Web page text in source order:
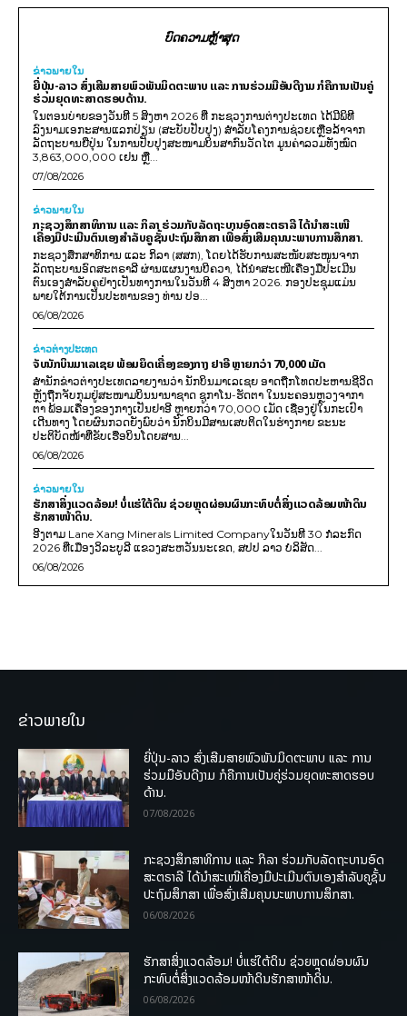
ບົດຄວາມຫຼ້າສຸດ
ຂ່າວພາຍ​ໃນ
ຍີ່ປຸ່ນ-ລາວ ສົ່ງເສີມສາຍພົວພັນມິດຕະພາບ ແລະ ການຮ່ວມມືອັນດີງາມ ກໍຄືການເປັນຄູ່
ຮ່ວມຍຸດທະສາດຮອບດ້ານ.
ໃນຕອນບ່າຍຂອງວັນທີ 5 ສິງຫາ 2026 ທີ່ ກະຊວງການຕ່າງປະເທດ ໄດ້ມີພິທີ
ລົງນາມເອກະສານແລກປ່ຽນ (ສະບັບປັບປຸງ) ສໍາລັບໂຄງການຊ່ວຍເຫຼືອລ້າຈາກ
ລັດຖະບານຍີ່ປຸ່ນ ໃນການປັບປຸງສະໜາມບິນສາກົນວັດໄຕ ມູນຄ່າລວມທັງໝົດ
3,863,000,000 ເຢນ ຫຼື...
07/08/2026
ຂ່າວພາຍ​ໃນ
ກະຊວງສຶກສາທິການ ແລະ ກິລາ ຮ່ວມກັບລັດຖະບານອົດສະຕຣາລີ ໄດ້ນຳສະເໜີ
ເຄື່ອງມືປະເມີນຕົນເອງສຳລັບຄູຊັ້ນປະຖົມສຶກສາ ເພື່ອສົ່ງເສີມຄຸນນະພາບການສຶກສາ.
ກະຊວງສຶກສາທິການ ແລະ ກິລາ (ສສກ), ໂດຍໄດ້ຮັບການສະໜັບສະໜູນຈາກ
ລັດຖະບານອົດສະຕຣາລີ ຜ່ານແຜນງານບີຄວາ, ໄດ້ນຳສະເໜີເຄື່ອງມືປະເມີນ
ຕົນເອງສຳລັບຄູຢ່າງເປັນທາງການໃນວັນທີ 4 ສິງຫາ 2026. ກອງປະຊຸມແມ່ນ
ພາຍໃຕ້ການເປັນປະທານຂອງ ທ່ານ ປອ...
06/08/2026
ຂ່າວຕ່າງປະເທດ
ຈັບນັກບິນມາເລເຊຍ ພ້ອມຍຶດເຄື່ອງຂອງກາງ ຢາອີ ຫຼາຍກວ່າ 70,000 ເມັດ
ສຳນັກຂ່າວຕ່າງປະເທດລາຍງານວ່າ ນັກບິນມາເລເຊຍ ອາດຖືກໂທດປະຫານຊີວິດ
ຫຼັງຖືກຈັບກຸມຢູ່ສະໜາມບິນນານາຊາດ ຊູກາໂນ-ຮັດຕາ ໃນນະຄອນຫຼວງຈາກາ
ຕາ ພ້ອມເຄື່ອງຂອງກາງເປັນຢາອີ ຫຼາຍກວ່າ 70,000 ເມັດ ເຊື່ອງຢູ່ໃນກະເປົາ
ເດີນທາງ ໂດຍຜົນກວດຍັງພົບວ່າ ນັກບິນມີສານເສບຕິດໃນຮ່າງກາຍ ຂະນະ
ປະຕິບັດໜ້າທີ່ຂັບເຮືອບິນໂດຍສານ...
06/08/2026
ຂ່າວພາຍ​ໃນ
ຮັກສາສິ່ງແວດລ້ອມ! ບໍ່ແຮ່ໃຕ້ດິນ ຊ່ວຍຫຼຸດຜ່ອນຜົນກະທົບຕໍ່ສິ່ງແວດລ້ອມໜ້າດິນ
ຮັກສາໜ້າດິນ.
ອີງຕາມ Lane Xang Minerals Limited Companyໃນວັນທີ 30 ກໍລະກົດ
2026 ທີ່ເມືອງວິລະບູລີ ແຂວງສະຫວັນນະເຂດ, ສປປ ລາວ ບໍລິສັດ...
06/08/2026
ຂ່າວພາຍໃນ
ຍີ່ປຸ່ນ-ລາວ ສົ່ງເສີມສາຍພົວພັນມິດຕະພາບ ແລະ ການ
ຮ່ວມມືອັນດີງາມ ກໍຄືການເປັນຄູ່ຮ່ວມຍຸດທະສາດຮອບ
ດ້ານ.
07/08/2026
ກະຊວງສຶກສາທິການ ແລະ ກິລາ ຮ່ວມກັບລັດຖະບານອົດ
ສະຕຣາລີ ໄດ້ນຳສະເໜີເຄື່ອງມືປະເມີນຕົນເອງສຳລັບຄູຊັ້ນ
ປະຖົມສຶກສາ ເພື່ອສົ່ງເສີມຄຸນນະພາບການສຶກສາ.
06/08/2026
ຮັກສາສິ່ງແວດລ້ອມ! ບໍ່ແຮ່ໃຕ້ດິນ ຊ່ວຍຫຼຸດຜ່ອນຜົນ
ກະທົບຕໍ່ສິ່ງແວດລ້ອມໜ້າດິນຮັກສາໜ້າດິນ.
06/08/2026